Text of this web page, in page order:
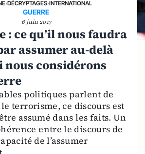
›DÉCRYPTAGES›INTERNATIONAL
GUERRE
6 juin 2017
: ce qu’il nous faudra
assumer au-delà
nous considérons
politiques parlent de
terrorisme, ce discours est
assumé dans les faits. Un
entre le discours de
de l’assumer